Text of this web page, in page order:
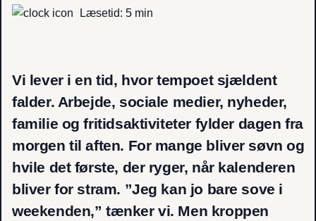
Læsetid: 5 min
Vi lever i en tid, hvor tempoet sjældent
falder. Arbejde, sociale medier, nyheder,
familie og fritidsaktiviteter fylder dagen fra
morgen til aften. For mange bliver søvn og
hvile det første, der ryger, når kalenderen
bliver for stram. ”Jeg kan jo bare sove i
weekenden,” tænker vi. Men kroppen